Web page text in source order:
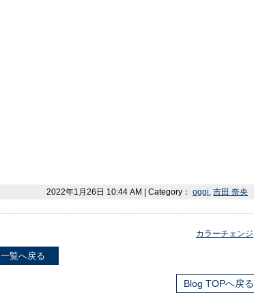
2022年1月26日 10:44 AM | Category： oggi, 吉田 奈央
カラーチェンジ
一覧へ戻る
Blog TOPへ戻る